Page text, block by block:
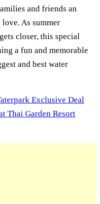
and friends an
As summer
closer, this special
a fun and memorable
and best water
Exclusive Deal
Thai Garden Resort